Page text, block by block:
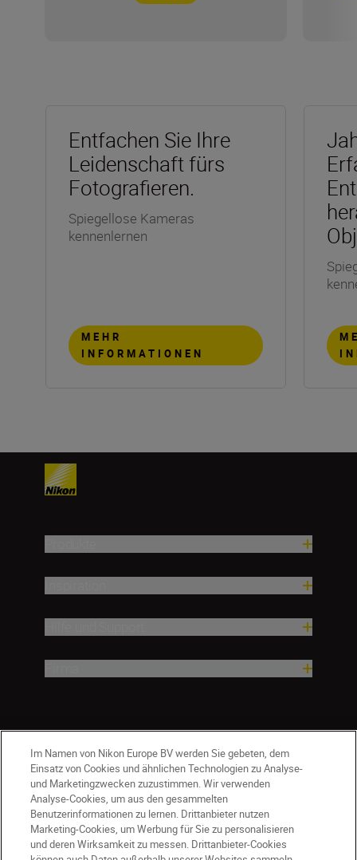
Entfachen Sie Ihre
Leidenschaft fürs
Fotografieren.
Spiegellose Kameras
kennenlernen
MEHR
INFORMATIONEN
Im Namen von Nikon Europe BV werden Sie gebeten, dem
Einsatz von Cookies und ähnlichen Technologien zu Analyse-
und Marketingzwecken zuzustimmen. Wir verwenden
Analyse-Cookies, um aus den gesammelten
Benutzerinformationen zu lernen. Drittanbieter nutzen
Marketing-Cookies, um Werbung für Sie zu personalisieren
und deren Wirksamkeit zu messen. Drittanbieter-Cookies